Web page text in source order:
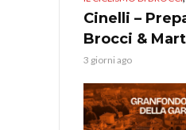
Cinelli –
Brocci &
3 giorni ago